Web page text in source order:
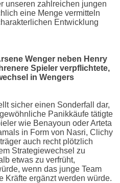
unseren zahlreichen jungen
eine Menge vermitteln
Entwicklung
Wenger neben Henry
Spieler verpflichtete,
in Wengers
sicher einen Sonderfall dar,
Panikkäufe tätigte
wie Benayoun oder Arteta
in Form von Nasri, Clichy
auch recht plötzlich
Strategiewechsel zu
etwas zu verfrüht,
wenn das junge Team
Kräfte ergänzt werden würde.